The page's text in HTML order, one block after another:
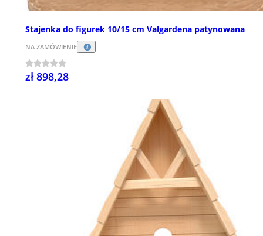
Stajenka do figurek 10/15 cm Valgardena patynowana
NA ZAMÓWIENIE
zł 898,28